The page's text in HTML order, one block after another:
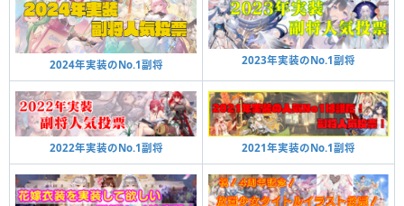
2024年実装のNo.1副将 2023年実装のNo.1副将
2022年実装のNo.1副将 2021年実装のNo.1副将